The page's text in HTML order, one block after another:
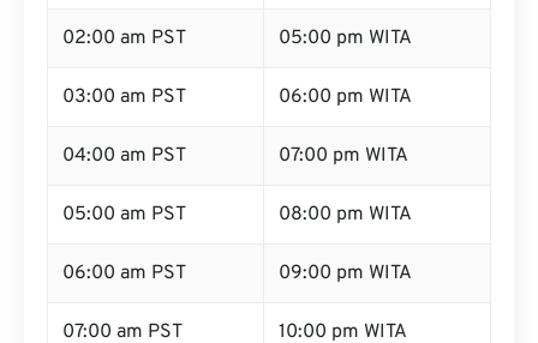
02:00 am PST 05:00 pm WITA
03:00 am PST 06:00 pm WITA
04:00 am PST 07:00 pm WITA
05:00 am PST 08:00 pm WITA
06:00 am PST 09:00 pm WITA
07:00 am PST 10:00 pm WITA